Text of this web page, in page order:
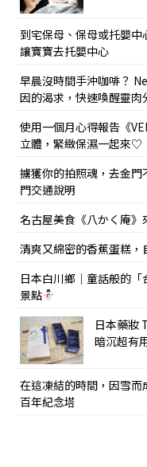
到宅保母、保母或托嬰
讓寶寶去托嬰中心
早晨沒時間手沖咖啡？
因的渴求，快速喚醒靈肉
使用一個月心得報告《
立體，緊緻保濕一起來♡
擄獲你的拍照魂，去金門
門交通說明
名古屋美食《八かく庵
清爽又綿密的香蕉蛋糕
日本白川鄉｜童話般的
景點
日本藥妝
暗沉超有
在這凍結的時間，因雪
百年紀念塔